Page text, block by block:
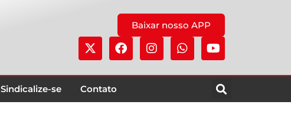
Baixar nosso APP
Sindicalize-se Contato